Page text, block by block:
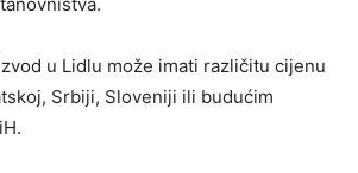
u Lidlu može imati različitu cijenu
Srbiji, Sloveniji ili budućim